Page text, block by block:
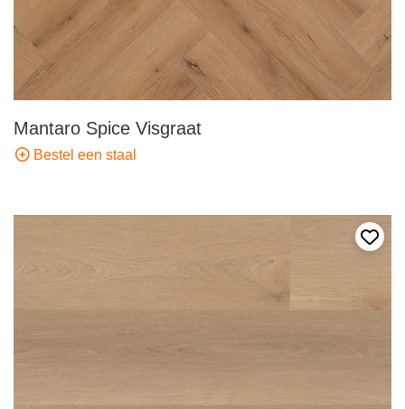
Mantaro Spice Visgraat
Bestel een staal
Voeg